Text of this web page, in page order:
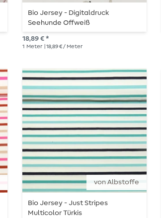
Bio Jersey - Digitaldruck
Seehunde Offweiß
18,89 € *
1 Meter | 18,89 € / Meter
von Albstoffe
Bio Jersey - Just Stripes
Multicolor Türkis